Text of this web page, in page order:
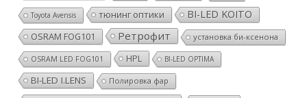
Toyota Avensis тюнинг оптики BI-LED KOITO
OSRAM FOG101 Ретрофит установка би-ксенона
OSRAM LED FOG101 HPL BI-LED OPTIMA
BI-LED I.LENS Полировка фар